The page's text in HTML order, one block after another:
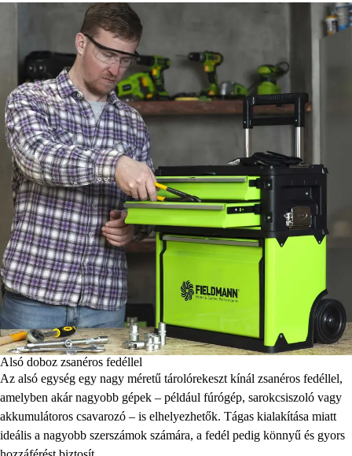
Alsó doboz zsanéros fedéllel
Az alsó egység egy nagy méretű tárolórekeszt kínál zsanéros fedéllel,
amelyben akár nagyobb gépek – például fúrógép, sarokcsiszoló vagy
akkumulátoros csavarozó – is elhelyezhetők. Tágas kialakítása miatt
ideális a nagyobb szerszámok számára, a fedél pedig könnyű és gyors